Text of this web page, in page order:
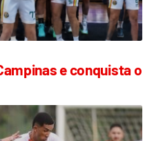
e conquista o